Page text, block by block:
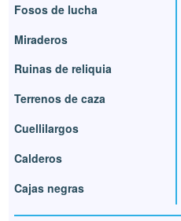
Fosos de lucha
Miraderos
Ruinas de reliquia
Terrenos de caza
Cuellilargos
Calderos
Cajas negras